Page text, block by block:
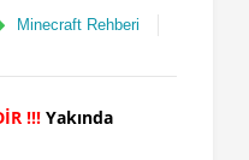
Minecraft Rehberi
!!! Yakında